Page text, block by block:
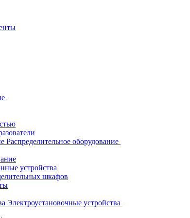
Распределительное оборудование
устройства
шкафов
Электроустановочные устройства